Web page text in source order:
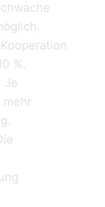
%.
Je